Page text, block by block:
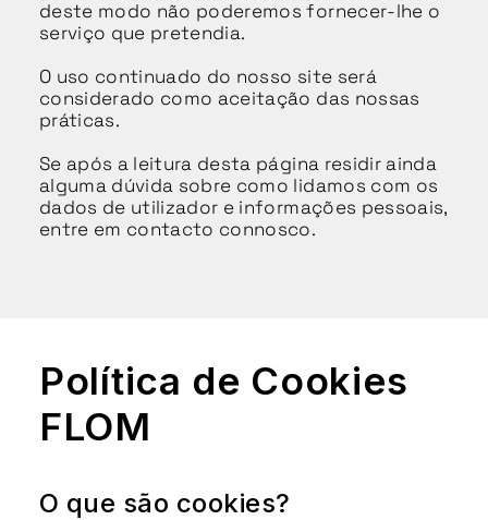
deste modo não poderemos fornecer-lhe o
serviço que pretendia.
O uso continuado do nosso site será
considerado como aceitação das nossas
práticas.
Se após a leitura desta página residir ainda
alguma dúvida sobre como lidamos com os
dados de utilizador e informações pessoais,
entre em contacto connosco.
Política de Cookies
FLOM
O que são cookies?